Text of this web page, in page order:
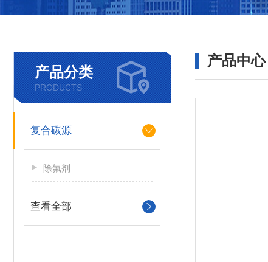
产品分类
PRODUCTS
复合碳源
除氟剂
查看全部
产品中心